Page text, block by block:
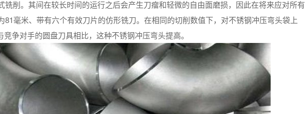
铣削。其间在较长时间的运行之后会产生刀瘤和轻微的自由面磨损，因此在将来应对所有
81毫米、带有六个有效刀片的仿形铣刀。在相同的切削数值下，对不锈钢冲压弯头袋上
争对手的圆盘刀具相比，这种不锈钢冲压弯头提高。